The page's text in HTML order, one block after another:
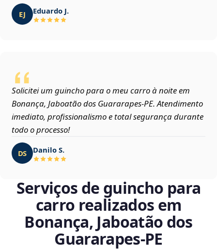
EJ Eduardo J.
Solicitei um guincho para o meu carro à noite em
Bonança, Jaboatão dos Guararapes‑PE. Atendimento
imediato, profissionalismo e total segurança durante
todo o processo!
DS Danilo S.
Serviços de guincho para
carro realizados em
Bonança, Jaboatão dos
Guararapes‑PE